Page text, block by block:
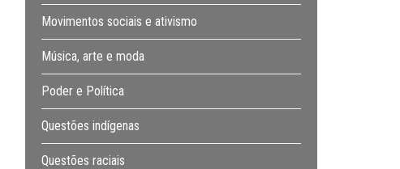
Movimentos sociais e ativismo
Música, arte e moda
Poder e Política
Questões indígenas
Questões raciais